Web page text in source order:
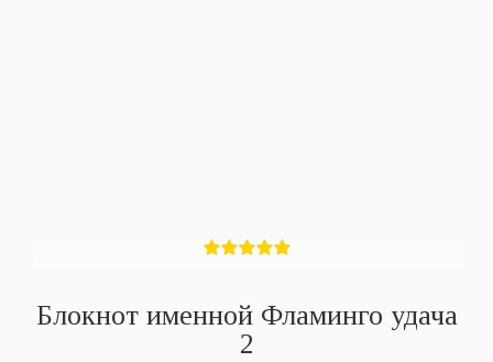
Блокнот именной Фламинго удача
2